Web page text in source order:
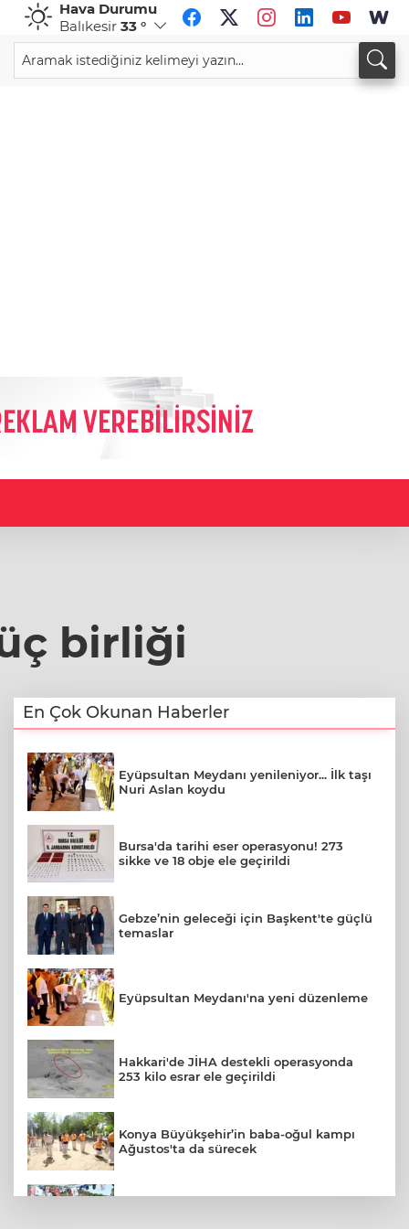
Hava Durumu
Balıkesir 33 °
GBP
64,3468%0,38
59,0083
birliği
En Çok Okunan Haberler
Eyüpsultan Meydanı yenileniyor... İlk taşı
Nuri Aslan koydu
Bursa'da tarihi eser operasyonu! 273
sikke ve 18 obje ele geçirildi
Gebze’nin geleceği için Başkent'te güçlü
temaslar
Eyüpsultan Meydanı'na yeni düzenleme
Hakkari'de JİHA destekli operasyonda
253 kilo esrar ele geçirildi
Konya Büyükşehir’in baba-oğul kampı
Ağustos'ta da sürecek